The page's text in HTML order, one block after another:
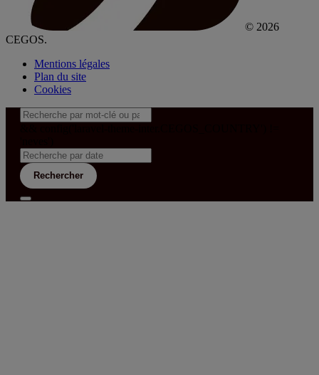
© 2026
CEGOS.
Mentions légales
Plan du site
Cookies
Rechercher